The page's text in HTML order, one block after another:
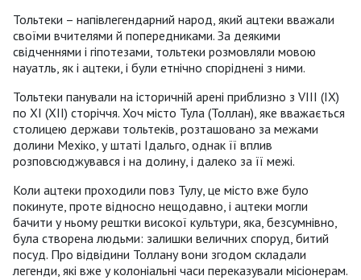
Тольтеки – напівлегендарний народ, який ацтеки вважали
своїми вчителями й попередниками. За деякими
свідченнями і гіпотезами, тольтеки розмовляли мовою
науатль, як і ацтеки, і були етнічно споріднені з ними.
Тольтеки панували на історичній арені приблизно з VIII (IX)
по XI (XII) сторіччя. Хоч місто Тула (Толлан), яке вважається
столицею держави тольтеків, розташовано за межами
долини Мехіко, у штаті Ідальго, однак її вплив
розповсюджувався і на долину, і далеко за її межі.
Коли ацтеки проходили повз Тулу, це місто вже було
покинуте, проте відносно нещодавно, і ацтеки могли
бачити у ньому рештки високої культури, яка, безсумнівно,
була створена людьми: залишки величних споруд, битий
посуд. Про відвідини Толлану вони згодом складали
легенди, які вже у колоніальні часи переказували місіонерам.